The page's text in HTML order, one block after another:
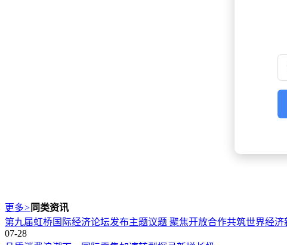
更多> 同类资讯
第九届虹桥国际经济论坛发布主题议题 聚焦开放合作共筑世界经济
07-28